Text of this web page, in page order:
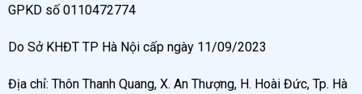
Vật liệu: Hợp kim cao cấp, phủ lớp sơn tĩnh điện màu
: Tự động theo nguyên lý phao nổi
Khả năng xả: Nhanh chóng và hiệu quả, không làm mất
GPKD số 0110472774
Do Sở KHĐT TP Hà Nội cấp ngày 11/09/2023
Địa chỉ: Thôn Thanh Quang, X. An Thượng, H. Hoài Đức, Tp. Hà